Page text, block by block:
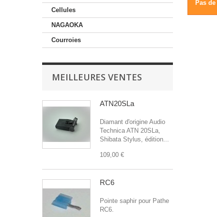
Cellules
NAGAOKA
Courroies
MEILLEURES VENTES
ATN20SLa
Diamant d'origine Audio
Technica ATN 20SLa,
Shibata Stylus, édition...
109,00 €
RC6
Pointe saphir pour Pathe
RC6.
Pas